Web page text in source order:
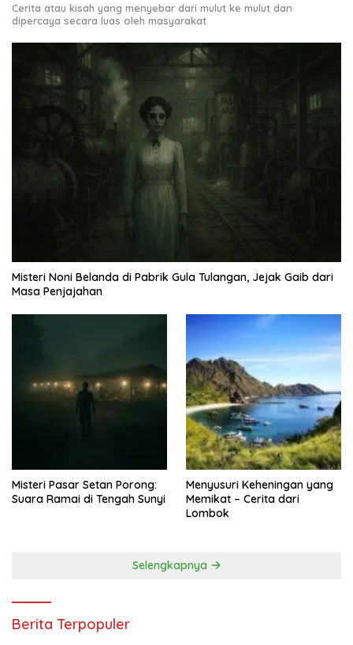
Cerita atau kisah yang menyebar dari mulut ke mulut dan
dipercaya secara luas oleh masyarakat
Misteri Noni Belanda di Pabrik Gula Tulangan, Jejak Gaib dari
Masa Penjajahan
Misteri Pasar Setan Porong:
Suara Ramai di Tengah Sunyi
Menyusuri Keheningan yang
Memikat – Cerita dari
Lombok
Selengkapnya
Berita Terpopuler